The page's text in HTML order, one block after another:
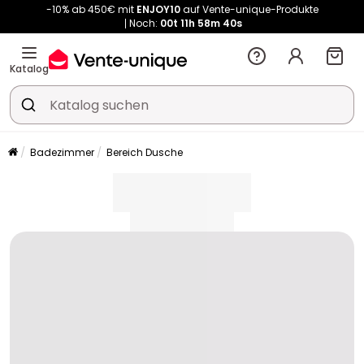
-10% ab 450€ mit ENJOY10auf Vente-unique-Produkte
Noch: 00t 11h 58m 40s
-10% ab 450€ mitENJOY10auf Vente-unique-Produkte
Katalog
Badezimmer Bereich Dusche